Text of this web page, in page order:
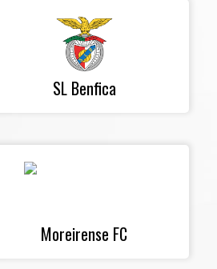
SL Benfica
Moreirense FC